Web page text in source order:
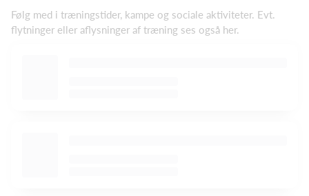
Følg med i træningstider, kampe og sociale aktiviteter. Evt.
flytninger eller aflysninger af træning ses også her.